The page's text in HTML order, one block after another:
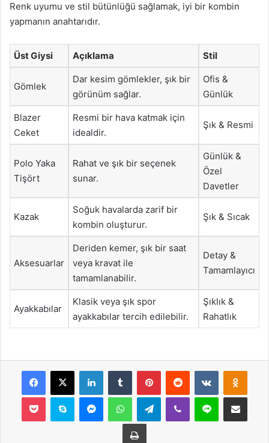
Renk uyumu ve stil bütünlüğü sağlamak, iyi bir kombin
yapmanın anahtarıdır.
Üst Giysi Açıklama Stil
Gömlek
Dar kesim gömlekler, şık bir
görünüm sağlar.
Ofis &
Günlük
Blazer
Ceket
Resmi bir hava katmak için
idealdir.
Şık & Resmi
Polo Yaka
Tişört
Rahat ve şık bir seçenek
sunar.
Günlük &
Özel
Davetler
Kazak
Soğuk havalarda zarif bir
kombin oluşturur.
Şık & Sıcak
Aksesuarlar
Deriden kemer, şık bir saat
veya kravat ile
tamamlanabilir.
Detay &
Tamamlayıcı
Ayakkabılar
Klasik veya şık spor
ayakkabılar tercih edilebilir.
Şıklık &
Rahatlık
Facebook
X LinkedInTumblr PinterestReddit VKontakte
Pocket Skype MessengerWhatsAppTelegramViber Line E-Posta ile
Yazdır